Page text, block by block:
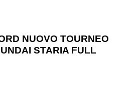
NUOVO TOURNEO
STARIA FULL